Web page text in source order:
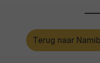
Terug naar